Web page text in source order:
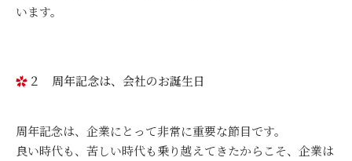
います。
２ 周年記念は、会社のお誕生日
周年記念は、企業にとって非常に重要な節目です。
良い時代も、苦しい時代も乗り越えてきたからこそ、企業は